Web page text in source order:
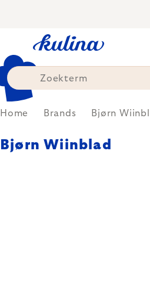
Home Brands Bjørn
Bjørn Wiinblad